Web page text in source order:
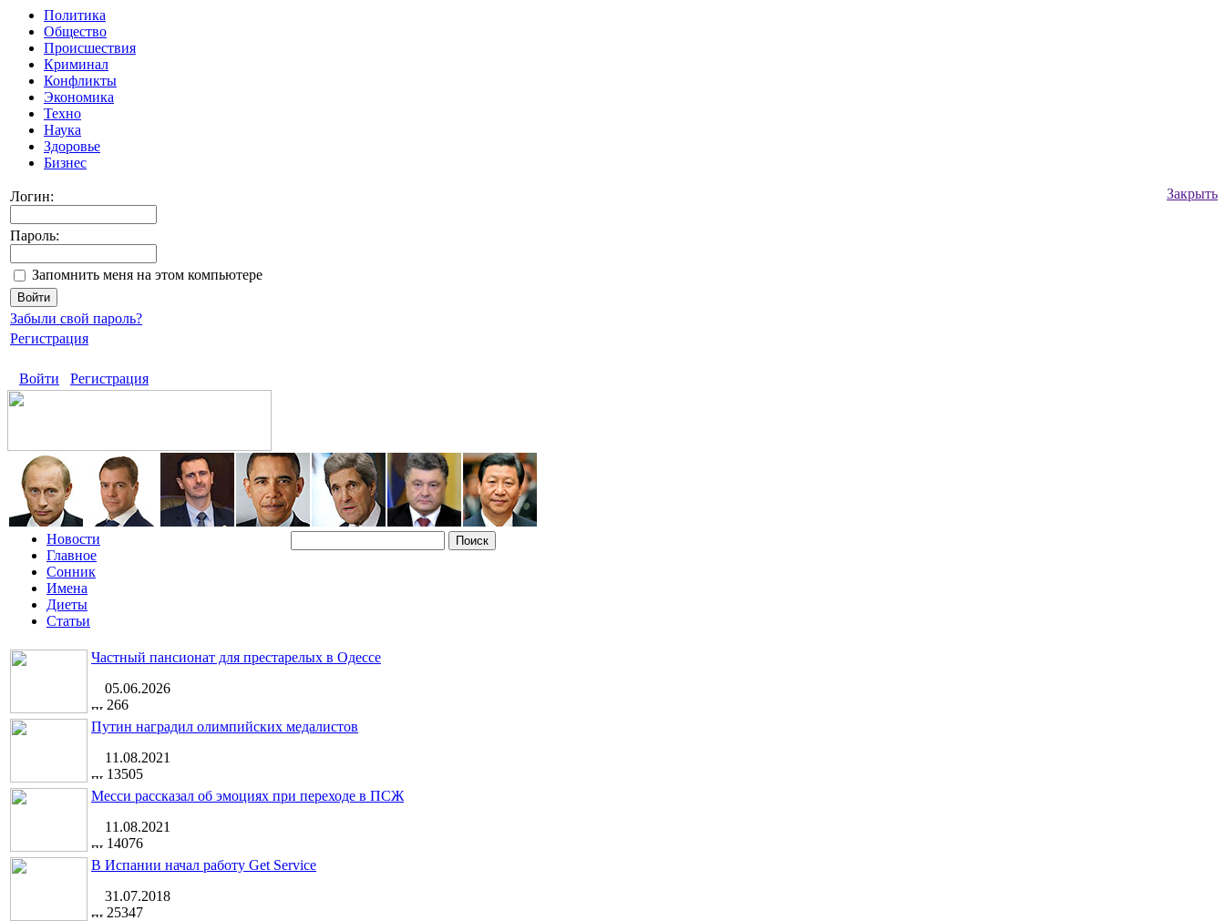
Политика
Общество
Происшествия
Криминал
Конфликты
Экономика
Техно
Наука
Здоровье
Бизнес
Закрыть
Логин:
Пароль:
Запомнить меня на этом компьютере
Забыли свой пароль?
Регистрация
Войти Регистрация
Новости
Главное
Сонник
Имена
Диеты
Статьи
Частный пансионат для престарелых в Одессе
05.06.2026
266
Путин наградил олимпийских медалистов
11.08.2021
13505
Месси рассказал об эмоциях при переходе в ПСЖ
11.08.2021
14076
В Испании начал работу Get Service
31.07.2018
25347